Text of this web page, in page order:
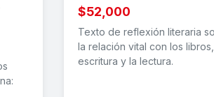
$52,000
Texto de reflexión literaria
la relación vital con los
escritura y la lectura.